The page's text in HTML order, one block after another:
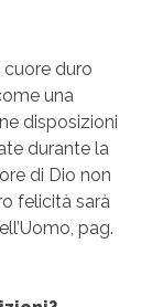
duro
una
disposizioni
durante la
di Dio non
felicità sarà
pag.